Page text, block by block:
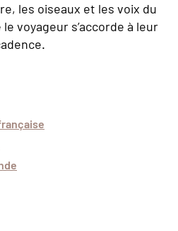
les oiseaux et les voix du
le voyageur s’accorde à leur